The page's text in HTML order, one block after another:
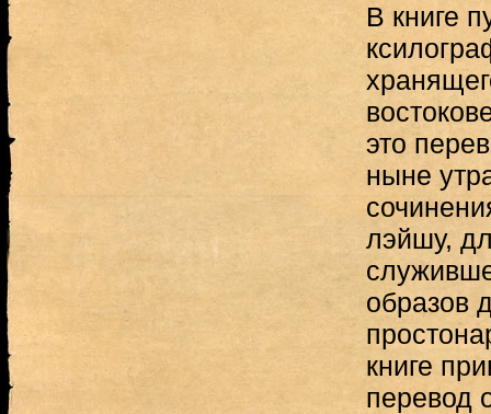
В книге
это
ныне
лэйшу,
образов
книге
перевод